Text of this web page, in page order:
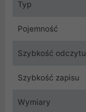
Typ
Pojemność
Szybkość odczytu
Szybkość zapisu
Wymiary